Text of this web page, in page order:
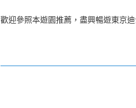
歡迎參照本遊園推薦，盡興暢遊東京